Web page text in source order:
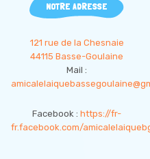
NOTRE ADRESSE
121 rue de la Chesnaie
44115 Basse-Goulaine
Mail :
Facebook : https://fr-
fr.facebook.com/